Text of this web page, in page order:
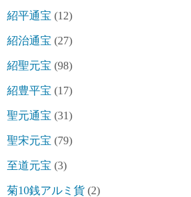
紹平通宝 (12)
紹治通宝 (27)
紹聖元宝 (98)
紹豊平宝 (17)
聖元通宝 (31)
聖宋元宝 (79)
至道元宝 (3)
菊10銭アルミ貨 (2)